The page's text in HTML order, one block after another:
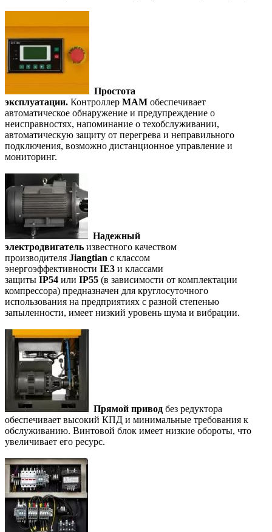
Простота
эксплуатации. Контроллер MAM обеспечивает
автоматическое обнаружение и предупреждение о
неисправностях, напоминание о техобслуживании,
автоматическую защиту от перегрева и неправильного
подключения, возможно дистанционное управление и
мониторинг.
Надежный
электродвигатель известного качеством
производителя Jiangtian с классом
энергоэффективности IE3 и классами
защиты IP54 или IP55 (в зависимости от комплектации
компрессора) предназначен для круглосуточного
использования на предприятиях с разной степенью
запыленности, имеет низкий уровень шума и вибрации.
Прямой привод без редуктора
обеспечивает высокий КПД и минимальные требования к
обслуживанию. Винтовой блок имеет низкие обороты, что
увеличивает его ресурс.